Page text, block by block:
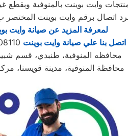
اتصال برقم وايت بوينت المختصر
لمعرفة المزيد عن صيانة وايت
اتصل بنا علي صيانة وايت بوينت
محافظه المنوفية، طنبدي، قسم
محافظة المنوفية، مدينة قويسنا،